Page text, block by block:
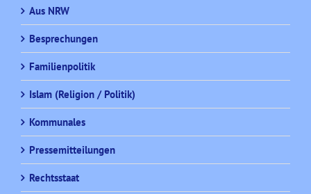
Aus NRW
Besprechungen
Familienpolitik
Islam (Religion / Politik)
Kommunales
Pressemitteilungen
Rechtsstaat